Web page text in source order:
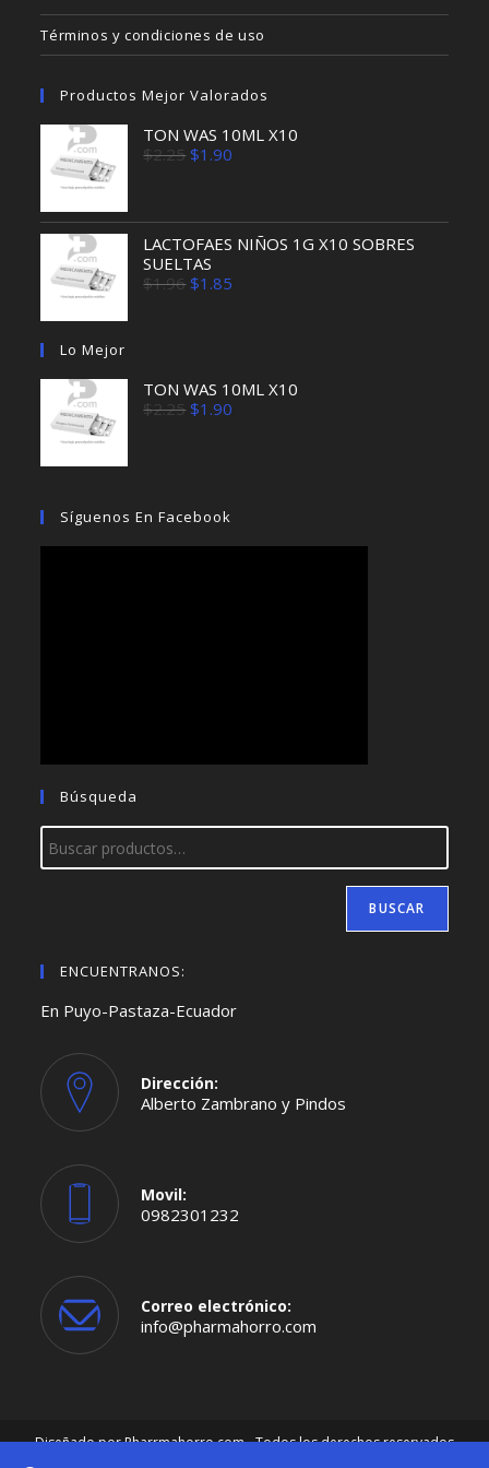
Términos y condiciones de uso
Productos Mejor Valorados
TON WAS 10ML X10
$2.25El
$2.25.
$1.90
$1.90.
LACTOFAES NIÑOS 1G X10 SOBRES
SUELTAS
$1.96El
$1.85
Lo Mejor
TON WAS 10ML X10
$2.25El
$1.90
Síguenos En Facebook
Búsqueda
BUSCAR
ENCUENTRANOS:
En Puyo-Pastaza-Ecuador
Dirección:
Alberto Zambrano y Pindos
Movil:
0982301232
aplicación
Correo electrónico:
info@pharmahorro.com
Diseñado porPharrmahorro.com- Todos los derechos reservados